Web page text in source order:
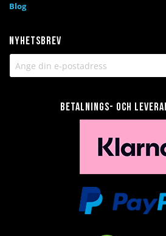
Nyhetsbrev
Betalnings- och
Blog